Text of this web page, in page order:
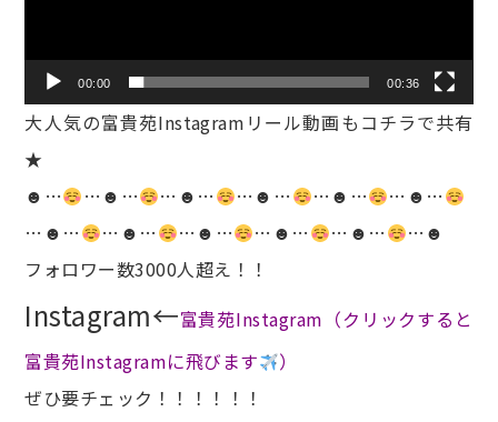
00:00 00:36
大人気の富貴苑Instagramリール動画もコチラで共有
★
☻…
…☻… …☻… …☻… …☻…
…☻…
…☻…
…☻… …☻… …☻… …☻…
…☻
フォロワー数3000人超え！！
Instagram←富貴苑Instagram（クリックすると
富貴苑Instagramに飛びます
）
ぜひ要チェック！！！！！！